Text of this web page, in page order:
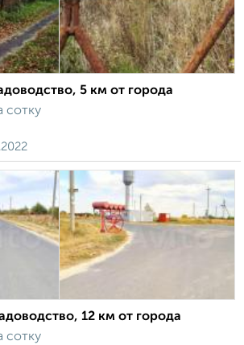
5 км от города
сотку
12 км от города
сотку